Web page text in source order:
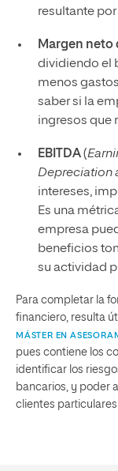
resultante
Margen neto
dividiendo el
menos
saber si la
ingresos que
EBITDA(
Depreciation
intereses,
Es una
empresa
beneficios
su actividad
Para completar la
financiero, resulta
MÁSTER EN
pues contiene los
identificar los
bancarios, y poder
clientes